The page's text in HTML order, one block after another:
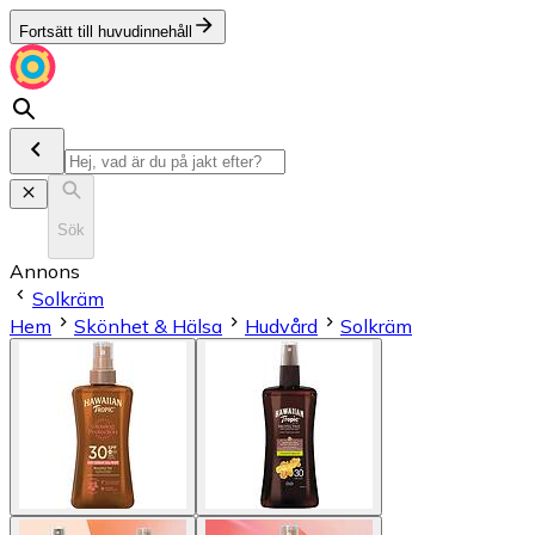
Fortsätt till huvudinnehåll
Sök
Annons
Solkräm
Hem
Skönhet & Hälsa Hudvård Solkräm